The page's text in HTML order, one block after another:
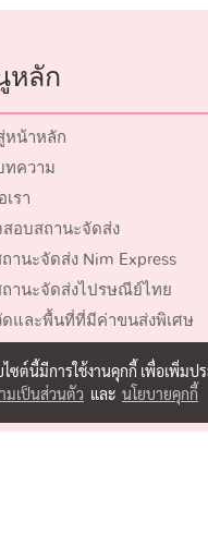
หลัก
หน้าหลัก
ทความ
รา
สอบสถานะจัดส่ง
ถานะจัดส่ง Nim Express
ถานะจัดส่งไปรษณีย์ไทย
ดและพื้นที่ที่มีค่าขนส่งพิเศษ
ไซต์นี้มีการใช้งานคุกกี้ เพื่อเพิ่ม
มเป็นส่วนตัว และ นโยบายคุกกี้